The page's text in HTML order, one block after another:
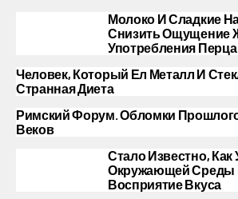
Молоко И Сладкие
Снизить Ощущение
Употребления
Человек, Который Ел Металл И
Странная Диета
Римский Форум. Обломки
Веков
Стало Известно, Как
Окружающей Среды
Восприятие Вкуса